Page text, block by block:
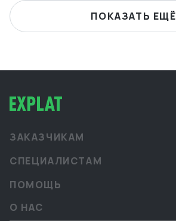
ПОКАЗАТЬ ЕЩЁ
ЗАКАЗЧИКАМ
СПЕЦИАЛИСТАМ
ПОМОЩЬ
О НАС